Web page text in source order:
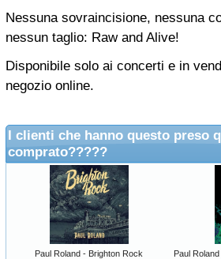
Nessuna sovraincisione, nessuna
nessun taglio: Raw and Alive!
Disponibile solo ai concerti e in
negozio online.
I clienti che hanno questo preso
comprato?????
Paul Roland - Brighton Rock Paul